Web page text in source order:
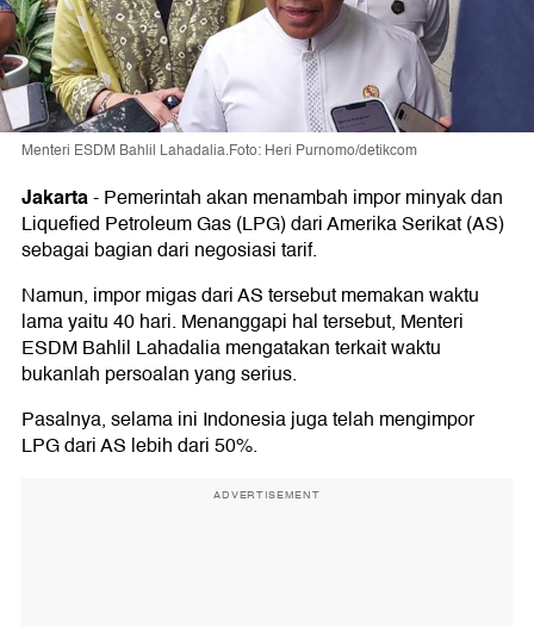
Menteri ESDM Bahlil Lahadalia.Foto: Heri Purnomo/detikcom
Jakarta-Pemerintah akan menambah impor minyak dan
Liquefied Petroleum Gas (LPG) dari Amerika Serikat (AS)
sebagai bagian dari negosiasi tarif.
Namun, impor migas dari AS tersebut memakan waktu
lama yaitu 40 hari. Menanggapi hal tersebut, Menteri
ESDM Bahlil Lahadalia mengatakan terkait waktu
bukanlah persoalan yang serius.
Pasalnya, selama ini Indonesia juga telah mengimpor
LPG dari AS lebih dari 50%.
ADVERTISEMENT